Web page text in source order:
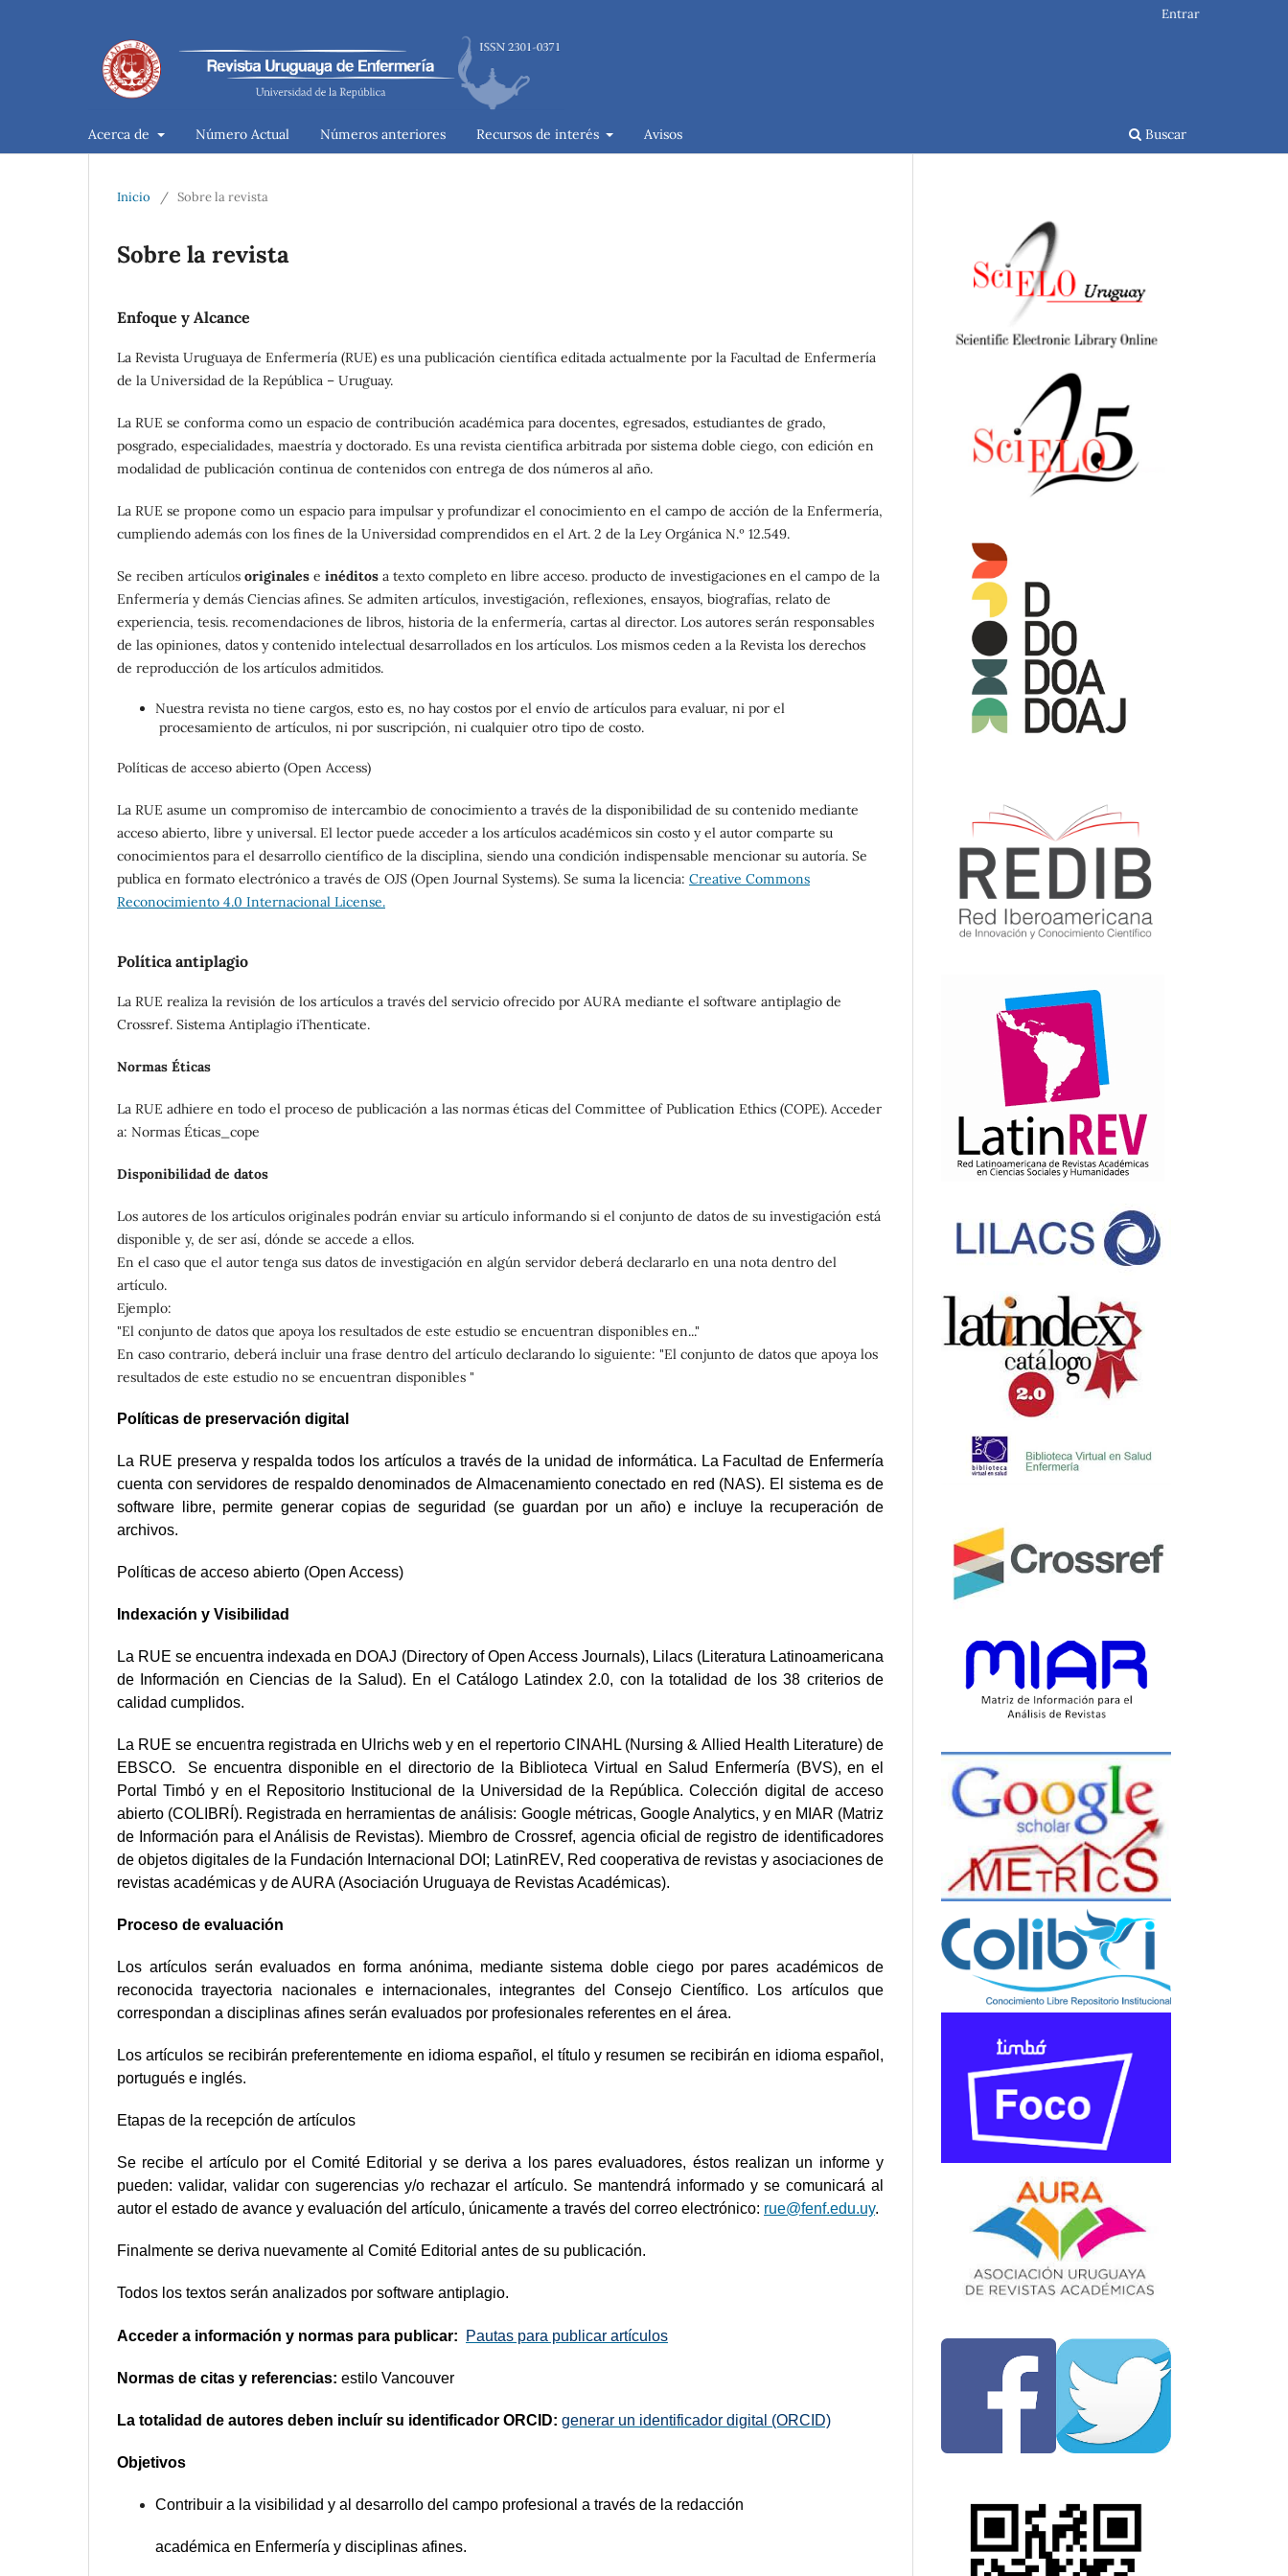
Acerca de Número Actual Números anteriores Recursos de interés Avisos Buscar
Entrar
Inicio / Sobre la revista
Sobre la revista
Enfoque y Alcance
La Revista Uruguaya de Enfermería (RUE) es una publicación científica editada actualmente por la Facultad de Enfermería
de la Universidad de la República – Uruguay.
La RUE se conforma como un espacio de contribución académica para docentes, egresados, estudiantes de grado,
posgrado, especialidades, maestría y doctorado. Es una revista cientifica arbitrada por sistema doble ciego, con edición en
modalidad de publicación continua de contenidos con entrega de dos números al año.
La RUE se propone como un espacio para impulsar y profundizar el conocimiento en el campo de acción de la Enfermería,
cumpliendo además con los fines de la Universidad comprendidos en el Art. 2 de la Ley Orgánica N.º 12.549.
Se reciben artículos originales e inéditos a texto completo en libre acceso. producto de investigaciones en el campo de la
Enfermería y demás Ciencias afines. Se admiten artículos, investigación, reflexiones, ensayos, biografías, relato de
experiencia, tesis. recomendaciones de libros, historia de la enfermería, cartas al director. Los autores serán responsables
de las opiniones, datos y contenido intelectual desarrollados en los artículos. Los mismos ceden a la Revista los derechos
de reproducción de los artículos admitidos.
Nuestra revista no tiene cargos, esto es, no hay costos por el envío de artículos para evaluar, ni por el
procesamiento de artículos, ni por suscripción, ni cualquier otro tipo de costo.
Políticas de acceso abierto (Open Access)
La RUE asume un compromiso de intercambio de conocimiento a través de la disponibilidad de su contenido mediante
acceso abierto, libre y universal. El lector puede acceder a los artículos académicos sin costo y el autor comparte su
conocimientos para el desarrollo científico de la disciplina, siendo una condición indispensable mencionar su autoría. Se
publica en formato electrónico a través de OJS (Open Journal Systems). Se suma la licencia: Creative Commons
Reconocimiento 4.0 Internacional License.
Política antiplagio
La RUE realiza la revisión de los artículos a través del servicio ofrecido por AURA mediante el software antiplagio de
Crossref. Sistema Antiplagio iThenticate.
Normas Éticas
La RUE adhiere en todo el proceso de publicación a las normas éticas del Committee of Publication Ethics (COPE). Acceder
a: Normas Éticas_cope
Disponibilidad de datos
Los autores de los artículos originales podrán enviar su artículo informando si el conjunto de datos de su investigación está
disponible y, de ser así, dónde se accede a ellos.
En el caso que el autor tenga sus datos de investigación en algún servidor deberá declararlo en una nota dentro del
artículo.
Ejemplo:
"El conjunto de datos que apoya los resultados de este estudio se encuentran disponibles en..."
En caso contrario, deberá incluir una frase dentro del artículo declarando lo siguiente: "El conjunto de datos que apoya los
resultados de este estudio no se encuentran disponibles "
Políticas de preservación digital
La RUE preserva y respalda todos los artículos a través de la unidad de informática. La Facultad de Enfermería
cuenta con servidores de respaldo denominados de Almacenamiento conectado en red (NAS). El sistema es de
software libre, permite generar copias de seguridad (se guardan por un año) e incluye la recuperación de
archivos.
Políticas de acceso abierto (Open Access)
Indexación y Visibilidad
La RUE se encuentra indexada en DOAJ (Directory of Open Access Journals), Lilacs (Literatura Latinoamericana
de Información en Ciencias de la Salud). En el Catálogo Latindex 2.0, con la totalidad de los 38 criterios de
calidad cumplidos.
La RUE se encuentra registrada en Ulrichs web y en el repertorio CINAHL (Nursing & Allied Health Literature) de
EBSCO. Se encuentra disponible en el directorio de la Biblioteca Virtual en Salud Enfermería (BVS), en el
Portal Timbó y en el Repositorio Institucional de la Universidad de la República. Colección digital de acceso
abierto (COLIBRÍ). Registrada en herramientas de análisis: Google métricas, Google Analytics, y en MIAR (Matriz
de Información para el Análisis de Revistas). Miembro de Crossref, agencia oficial de registro de identificadores
de objetos digitales de la Fundación Internacional DOI; LatinREV, Red cooperativa de revistas y asociaciones de
revistas académicas y de AURA (Asociación Uruguaya de Revistas Académicas).
Proceso de evaluación
Los artículos serán evaluados en forma anónima, mediante sistema doble ciego por pares académicos de
reconocida trayectoria nacionales e internacionales, integrantes del Consejo Científico. Los artículos que
correspondan a disciplinas afines serán evaluados por profesionales referentes en el área.
Los artículos se recibirán preferentemente en idioma español, el título y resumen se recibirán en idioma español,
portugués e inglés.
Etapas de la recepción de artículos
Se recibe el artículo por el Comité Editorial y se deriva a los pares evaluadores, éstos realizan un informe y
pueden: validar, validar con sugerencias y/o rechazar el artículo. Se mantendrá informado y se comunicará al
autor el estado de avance y evaluación del artículo, únicamente a través del correo electrónico: rue@fenf.edu.uy.
Finalmente se deriva nuevamente al Comité Editorial antes de su publicación.
Todos los textos serán analizados por software antiplagio.
Acceder a información y normas para publicar: Pautas para publicar artículos
Normas de citas y referencias: estilo Vancouver
La totalidad de autores deben incluír su identificador ORCID: generar un identificador digital (ORCID)
Objetivos
Contribuir a la visibilidad y al desarrollo del campo profesional a través de la redacción
académica en Enfermería y disciplinas afines.